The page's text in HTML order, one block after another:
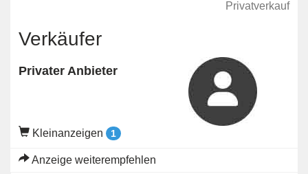
Privatverkauf
Verkäufer
Privater Anbieter
Kleinanzeigen 1
Anzeige weiterempfehlen